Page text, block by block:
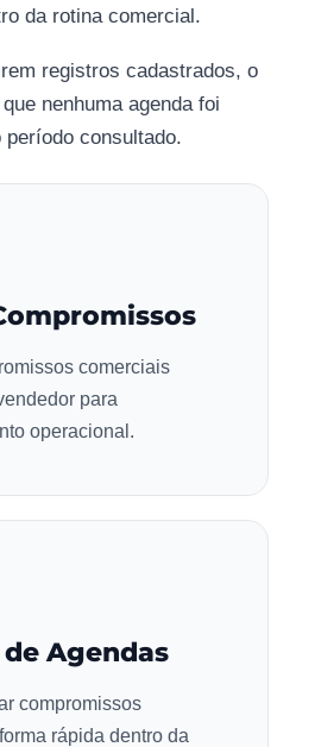
da rotina comercial.
registros cadastrados, o
nenhuma agenda foi
consultado.
comerciais
para
operacional.
Agendas
compromissos
rápida dentro da